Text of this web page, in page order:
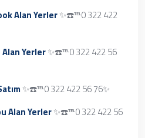
Alan Yerler✨☎️℡0 322 422
Yerler✨☎️℡0 322 422 56
✨☎️℡0 322 422 56 76✨
Alan Yerler✨☎️℡0 322 422 56